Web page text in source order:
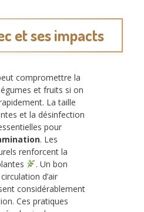
et ses impacts
compromettre la
et fruits si on
La taille
et la désinfection
pour
. Les
renforcent la
. Un bon
d’air
considérablement
Ces pratiques